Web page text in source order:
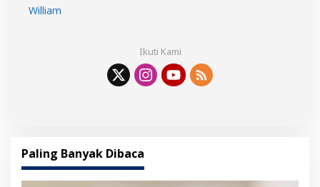
William
Ikuti Kami
Paling Banyak Dibaca